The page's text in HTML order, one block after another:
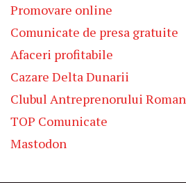
Promovare online
Comunicate de presa gratuite
Afaceri profitabile
Cazare Delta Dunarii
Clubul Antreprenorului Roman
TOP Comunicate
Mastodon